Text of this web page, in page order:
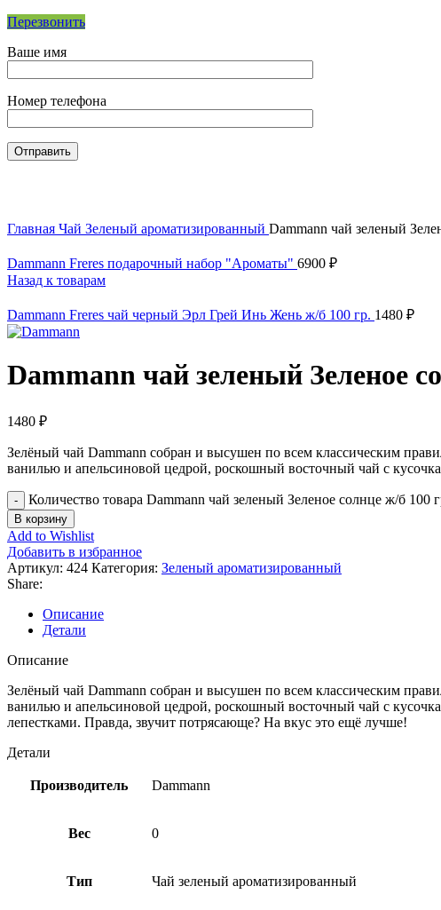
Перезвонить
Ваше имя
Номер телефона
Главная Чай Зеленый ароматизированный Dammann чай зеленый
Dammann Freres подарочный набор "Ароматы" 6900 ₽
Назад к товарам
Dammann Freres чай черный Эрл Грей Инь Жень ж/б 100 гр. 1480 ₽
Dammann чай зеленый Зеленое
1480 ₽
Зелёный чай Dammann собран и высушен по всем классическим
ванилью и апельсиновой цедрой, роскошный восточный чай с
Количество товара Dammann чай зеленый Зеленое солнце ж/б 100
В корзину
Add to Wishlist
Добавить в избранное
Артикул: 424 Категория: Зеленый ароматизированный
Share:
Описание
Детали
Описание
Зелёный чай Dammann собран и высушен по всем классическим
ванилью и апельсиновой цедрой, роскошный восточный чай с
лепестками. Правда, звучит потрясающе? На вкус это ещё лучше!
Детали
Производитель Dammann
Вес 0
Тип Чай зеленый ароматизированный